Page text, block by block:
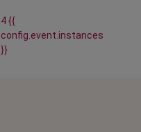
4 {{
config.event.instances
}}